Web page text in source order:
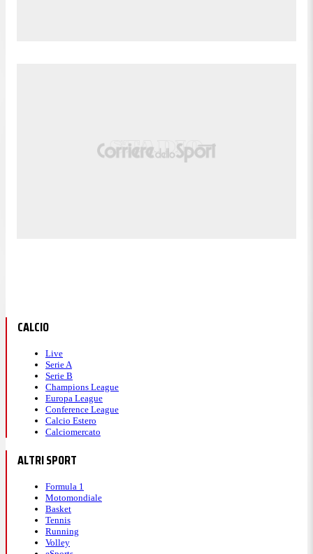
CALCIO
Live
Serie A
Serie B
Champions League
Europa League
Conference League
Calcio Estero
Calciomercato
ALTRI SPORT
Formula 1
Motomondiale
Basket
Tennis
Running
Volley